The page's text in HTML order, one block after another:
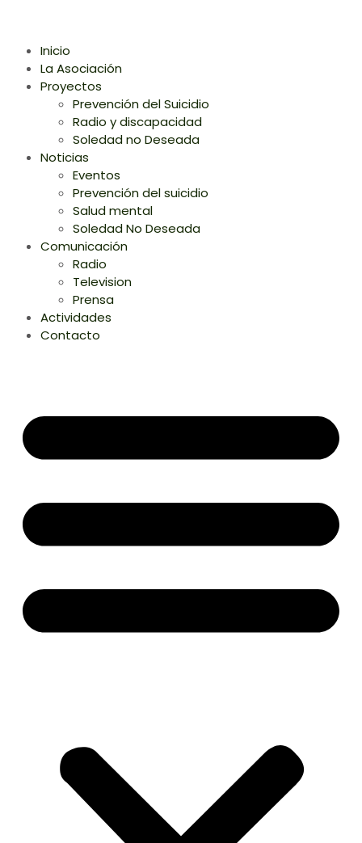
Inicio
La Asociación
Proyectos
Prevención del Suicidio
Radio y discapacidad
Soledad no Deseada
Noticias
Eventos
Prevención del suicidio
Salud mental
Soledad No Deseada
Comunicación
Radio
Television
Prensa
Actividades
Contacto